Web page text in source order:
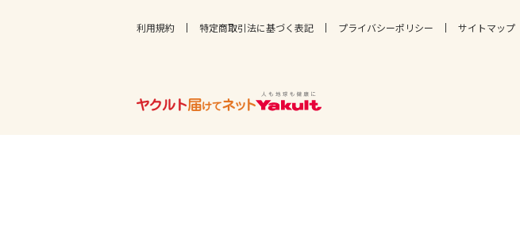
利用規約 特定商取引法に基づく表記 プライバシーポリシー サイトマップ